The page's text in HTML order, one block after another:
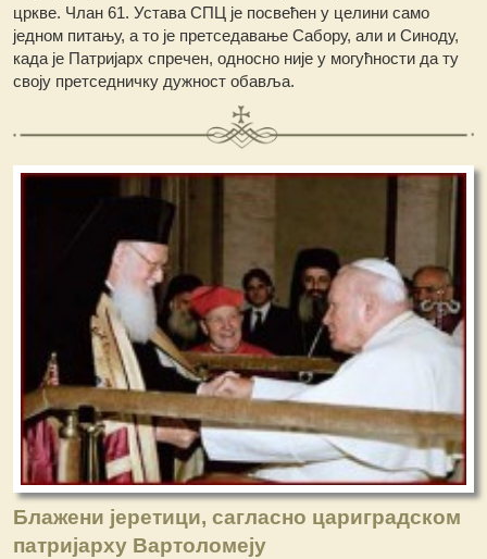
цркве. Члан 61. Устава СПЦ је посвећен у целини само
једном питању, а то је претседавање Сабору, али и Синоду,
када је Патријарх спречен, односно није у могућности да ту
своју претседничку дужност обавља.
Блажени јеретици, сагласно цариградском
патријарху Вартоломеју